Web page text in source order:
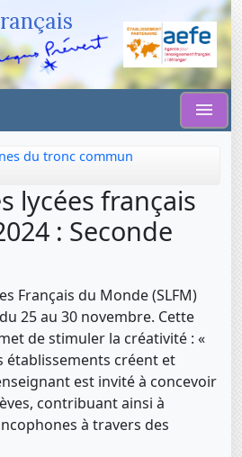
du tronc commun
lycées français
: Seconde
Français du Monde (SLFM)
25 au 30 novembre. Cette
de stimuler la créativité : «
établissements créent et
est invité à concevoir
contribuant ainsi à
à travers des